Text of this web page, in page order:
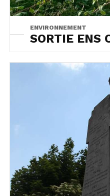
ENVIRONNEMENT
SORTIE ENS